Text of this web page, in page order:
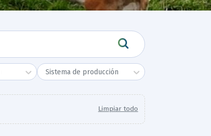
Sistema de producción
Limpiar todo